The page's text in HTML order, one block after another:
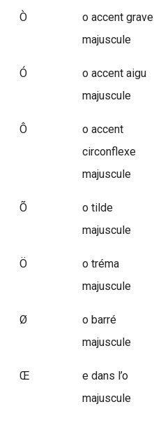
Ò
o accent grave
majuscule
Ó
o accent aigu
majuscule
Ô
o accent
circonflexe
majuscule
Õ
o tilde
majuscule
Ö
o tréma
majuscule
Ø
o barré
majuscule
Œ
e dans l’o
majuscule